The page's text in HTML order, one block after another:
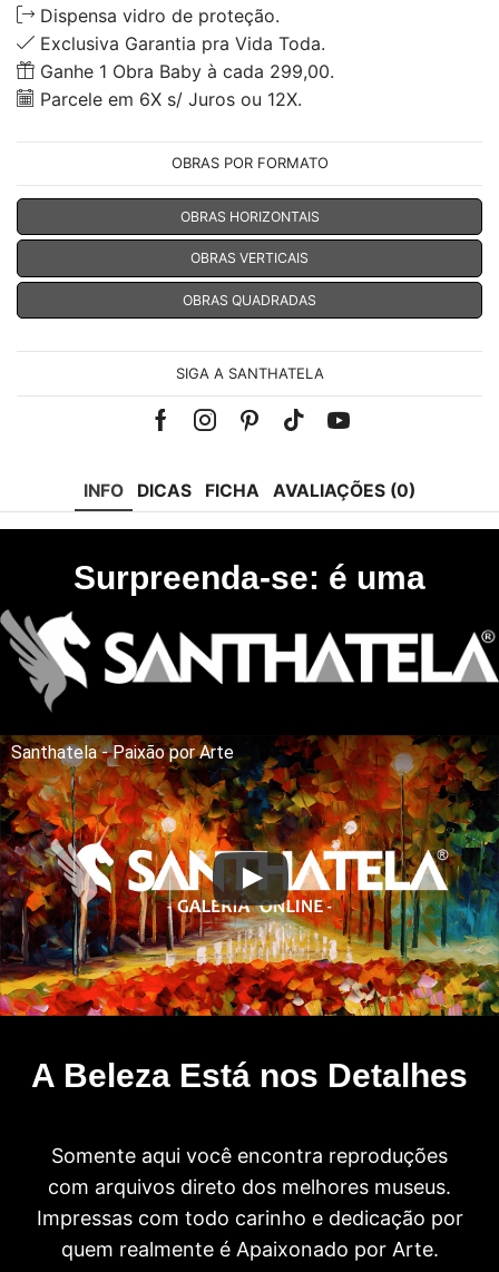
Dispensa vidro de proteção.
Exclusiva Garantia pra Vida Toda.
Ganhe 1 Obra Baby à cada 299,00.
Parcele em 6X s/ Juros ou 12X.
OBRAS POR FORMATO
OBRAS HORIZONTAIS
OBRAS VERTICAIS
OBRAS QUADRADAS
SIGA A SANTHATELA
Facebook
Instagram
Pinterest
Tik-Youtube
INFO DICAS FICHA AVALIAÇÕES (0)
Surpreenda-se: é uma
Santhatela - Paixão por Arte
A Beleza Está nos Detalhes
Somente aqui você encontra reproduções
com arquivos direto dos melhores museus.
Impressas com todo carinho e dedicação por
quem realmente é Apaixonado por Arte.